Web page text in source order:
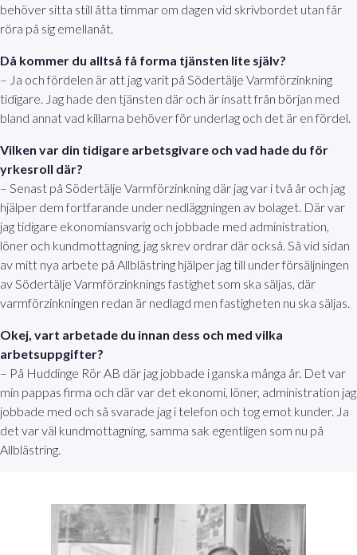
behöver sitta still åtta timmar om dagen vid skrivbordet utan får
röra på sig emellanåt.
Då kommer du alltså få forma tjänsten lite själv?
– Ja och fördelen är att jag varit på Södertälje Varmförzinkning
tidigare. Jag hade den tjänsten där och är insatt från början med
bland annat vad killarna behöver för underlag och det är en fördel.
Vilken var din tidigare arbetsgivare och vad hade du för
yrkesroll där?
– Senast på Södertälje Varmförzinkning där jag var i två år och jag
hjälper dem fortfarande under nedläggningen av bolaget. Där var
jag tidigare ekonomiansvarig och jobbade med administration,
löner och kundmottagning, jag skrev ordrar där också. Så vid sidan
av mitt nya arbete på Allblästring hjälper jag till under försäljningen
av Södertälje Varmförzinknings fastighet som ska säljas, där
varmförzinkningen redan är nedlagd men fastigheten nu ska säljas.
Okej, vart arbetade du innan dess och med vilka
arbetsuppgifter?
– På Huddinge Rör AB där jag jobbade i ganska många år. Det var
min pappas firma och där var det ekonomi, löner, administration jag
jobbade med och så svarade jag i telefon och tog emot kunder. Ja
det var väl kundmottagning, samma sak egentligen som nu på
Allblästring.